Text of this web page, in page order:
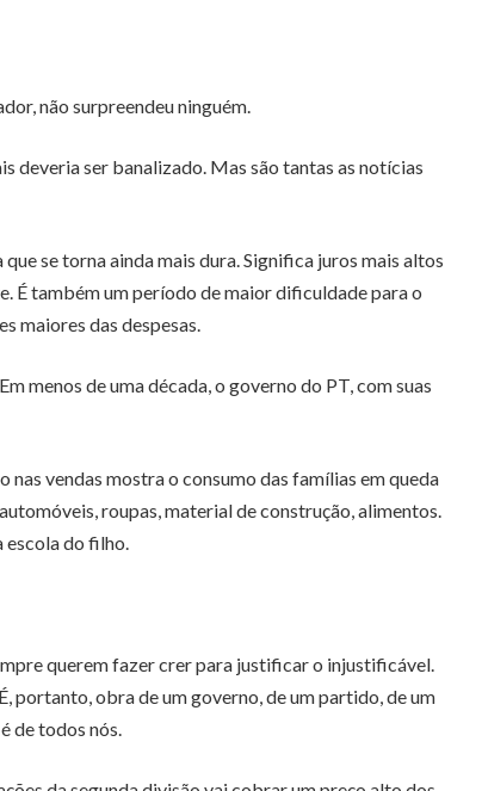
não surpreendeu ninguém.
deveria ser banalizado. Mas são tantas as notícias
se torna ainda mais dura. Significa juros mais altos
É também um período de maior dificuldade para o
maiores das despesas.
menos de uma década, o governo do PT, com suas
vendas mostra o consumo das famílias em queda
roupas, material de construção, alimentos.
escola do filho.
querem fazer crer para justificar o injustificável.
portanto, obra de um governo, de um partido, de um
de todos nós.